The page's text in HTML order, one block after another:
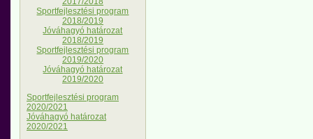
Sportfejlesztési program
2018/2019
Jóváhagyó határozat
2018/2019
Sportfejlesztési program
2019/2020
Jóváhagyó határozat
2019/2020
Sportfejlesztési program
2020/2021
Jóváhagyó határozat
2020/2021